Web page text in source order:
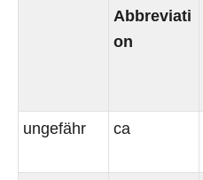
Abbreviati
on
ungefähr ca